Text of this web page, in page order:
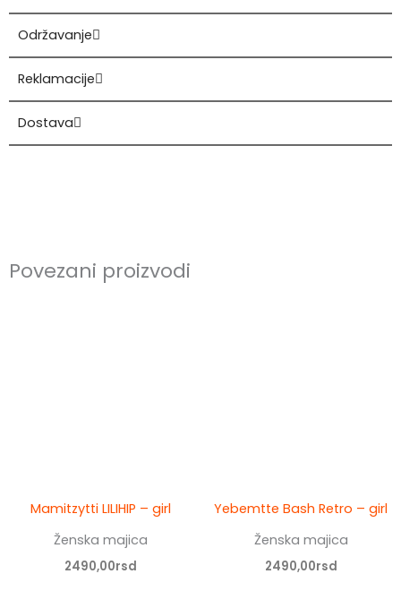
Održavanje
Reklamacije
Dostava
Povezani proizvodi
Mamitzytti LILIHIP – girl
Ženska majica
2490,00rsd
Yebemtte Bash Retro – girl
Ženska majica
2490,00rsd